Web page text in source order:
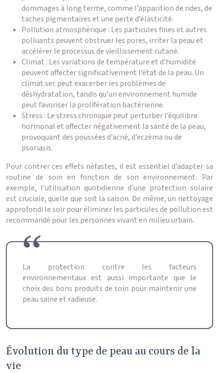
dommages à long terme, comme l’apparition de rides, de
taches pigmentaires et une perte d’élasticité.
Pollution atmosphérique : Les particules fines et autres
polluants peuvent obstruer les pores, irriter la peau et
accélérer le processus de vieillissement cutané.
Climat : Les variations de température et d’humidité
peuvent affecter significativement l’état de la peau. Un
climat sec peut exacerber les problèmes de
déshydratation, tandis qu’un environnement humide
peut favoriser la prolifération bactérienne.
Stress : Le stress chronique peut perturber l’équilibre
hormonal et affecter négativement la santé de la peau,
provoquant des poussées d’acné, d’eczéma ou de
psoriasis.
Pour contrer ces effets néfastes, il est essentiel d’adapter sa
routine de soin en fonction de son environnement. Par
exemple, l’utilisation quotidienne d’une protection solaire
est cruciale, quelle que soit la saison. De même, un nettoyage
approfondi le soir pour éliminer les particules de pollution est
recommandé pour les personnes vivant en milieu urbain.
La protection contre les facteurs
environnementaux est aussi importante que le
choix des bons produits de soin pour maintenir une
peau saine et radieuse.
Évolution du type de peau au cours de la
vie